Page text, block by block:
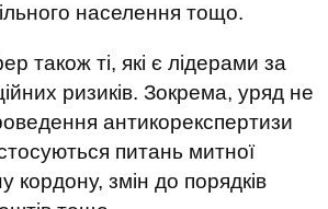
населення тощо.
також ті, які є лідерами за
ризиків. Зокрема, уряд не
антикорекспертизи
питань митної
кордону, змін до порядків